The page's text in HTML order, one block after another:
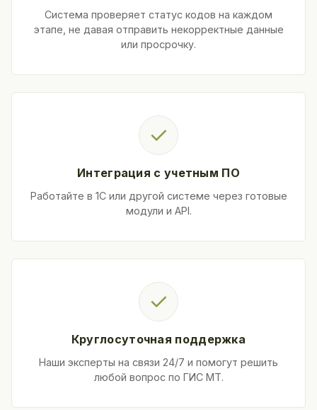
Система проверяет статус кодов на каждом
этапе, не давая отправить некорректные данные
или просрочку.
✓
Интеграция с учетным ПО
Работайте в 1С или другой системе через готовые
модули и API.
✓
Круглосуточная поддержка
Наши эксперты на связи 24/7 и помогут решить
любой вопрос по ГИС МТ.